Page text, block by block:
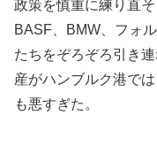
政策を慎重に練り直
BASF、BMW、フォ
たちをぞろぞろ引き
産がハンブルク港で
も悪すぎた。